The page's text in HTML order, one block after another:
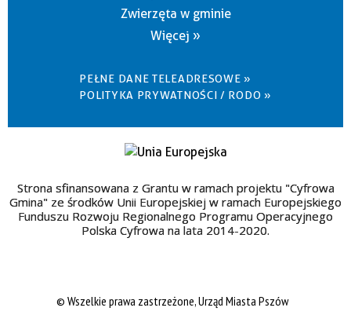
Zwierzęta w gminie
Więcej »
PEŁNE DANE TELEADRESOWE »
POLITYKA PRYWATNOŚCI / RODO »
Strona sfinansowana z Grantu w ramach projektu "Cyfrowa
Gmina" ze środków Unii Europejskiej w ramach Europejskiego
Funduszu Rozwoju Regionalnego Programu Operacyjnego
Polska Cyfrowa na lata 2014-2020.
© Wszelkie prawa zastrzeżone, Urząd Miasta Pszów